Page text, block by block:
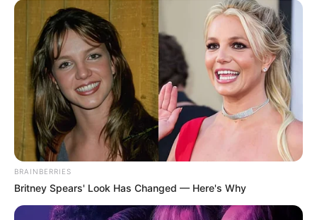
BRAINBERRIES
Britney Spears' Look Has Changed — Here's Why